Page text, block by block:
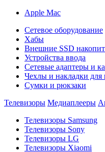
Apple Mac
Сетевое оборудование
Хабы
Внешние SSD
Устройства ввода
Сетевые адаптеры и
Чехлы и накладки для
Сумки и рюкзаки
Телевизоры Медиаплееры
Телевизоры Samsung
Телевизоры Sony
Телевизоры LG
Телевизоры Xiaomi